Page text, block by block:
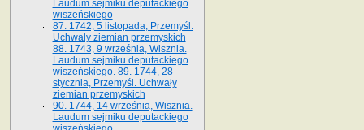
Laudum sejmiku deputackiego
wiszeńskiego
87. 1742, 5 listopada, Przemyśl.
Uchwały ziemian przemyskich
88. 1743, 9 września, Wisznia.
Laudum sejmiku deputackiego
wiszeńskiego. 89. 1744, 28
stycznia, Przemyśl. Uchwały
ziemian przemyskich
90. 1744, 14 września, Wisznia.
Laudum sejmiku deputackiego